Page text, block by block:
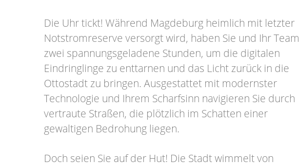
Die Uhr tickt! Während Magdeburg heimlich mit letzter
Notstromreserve versorgt wird, haben Sie und Ihr Team
zwei spannungsgeladene Stunden, um die digitalen
Eindringlinge zu enttarnen und das Licht zurück in die
Ottostadt zu bringen. Ausgestattet mit modernster
Technologie und Ihrem Scharfsinn navigieren Sie durch
vertraute Straßen, die plötzlich im Schatten einer
gewaltigen Bedrohung liegen.
Doch seien Sie auf der Hut! Die Stadt wimmelt von